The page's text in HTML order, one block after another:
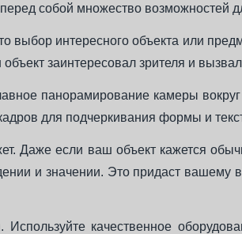
собой множество возможностей
выбор интересного объекта или
заинтересовал зрителя и
панорамирование камеры
для подчеркивания формы и
Даже если ваш объект кажется
и значении. Это придаст вашему
качественное